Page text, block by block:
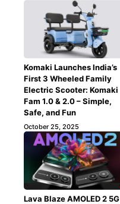
Komaki Launches India’s
First 3 Wheeled Family
Electric Scooter: Komaki
Fam 1.0 & 2.0 – Simple,
Safe, and Fun
October 25, 2025
Lava Blaze AMOLED 2 5G